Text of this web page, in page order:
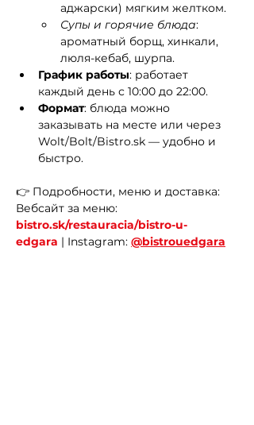
аджарски) мягким желтком.
Супы и горячие блюда:
ароматный борщ, хинкали,
люля-кебаб, шурпа.
График работы: работает
каждый день с 10:00 до 22:00.
Формат: блюда можно
заказывать на месте или через
Wolt/Bolt/Bistro.sk — удобно и
быстро.
👉 Подробности, меню и доставка:
Вебсайт за меню:
bistro.sk/restauracia/bistro-u-
edgara | Instagram: @bistrouedgara